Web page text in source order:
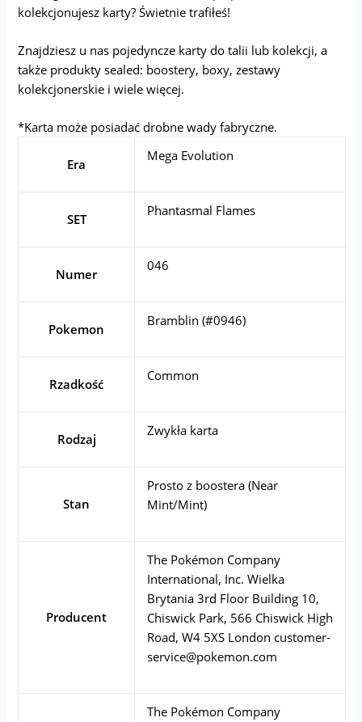
kolekcjonujesz karty? Świetnie trafiłeś!
Znajdziesz u nas pojedyncze karty do talii lub kolekcji, a
także produkty sealed: boostery, boxy, zestawy
kolekcjonerskie i wiele więcej.
*Karta może posiadać drobne wady fabryczne.
Era
Mega Evolution
SET
Phantasmal Flames
Numer
046
Pokemon
Bramblin (#0946)
Rzadkość
Common
Rodzaj
Zwykła karta
Stan
Prosto z boostera (Near
Mint/Mint)
Producent
The Pokémon Company
International, Inc. Wielka
Brytania 3rd Floor Building 10,
Chiswick Park, 566 Chiswick High
Road, W4 5XS London customer-
service@pokemon.com
The Pokémon Company